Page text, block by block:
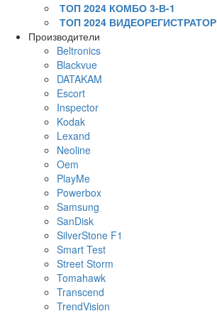
ТОП 2024 КОМБО 3-В-1
ТОП 2024 ВИДЕОРЕГИСТРАТОР
Производители
Beltronics
Blackvue
DATAKAM
Escort
Inspector
Kodak
Lexand
Neoline
Oem
PlayMe
Powerbox
Samsung
SanDisk
SilverStone F1
Smart Test
Street Storm
Tomahawk
Transcend
TrendVision